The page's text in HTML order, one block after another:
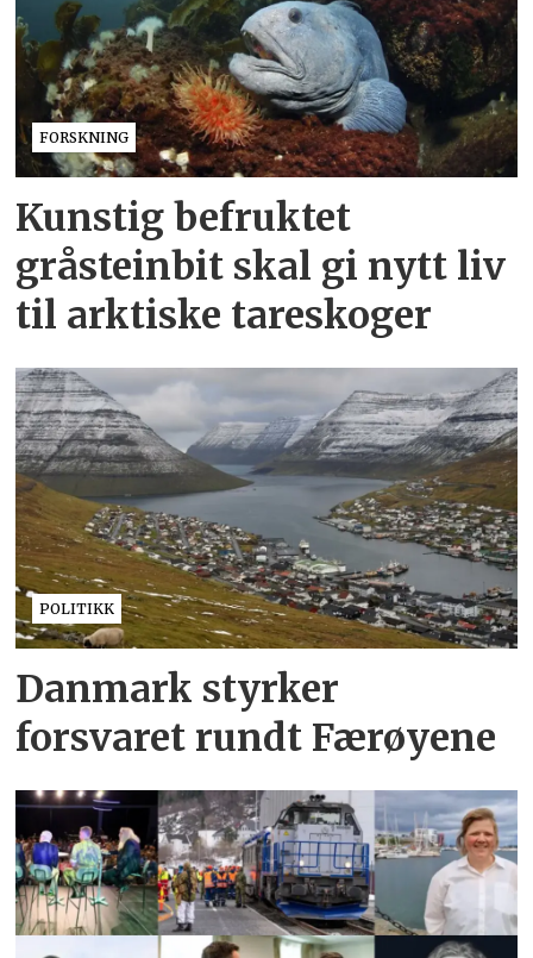
FORSKNING
Kunstig befruktet
gråsteinbit skal gi nytt liv
til arktiske tareskoger
POLITIKK
Danmark styrker
forsvaret rundt Færøyene